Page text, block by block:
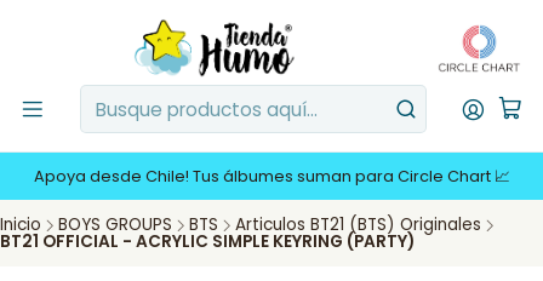
Apoya desde Chile! Tus álbumes suman para Circle Chart 📈
Inicio BOYS GROUPS BTS Articulos BT21 (BTS) Originales
BT21 OFFICIAL - ACRYLIC SIMPLE KEYRING (PARTY)